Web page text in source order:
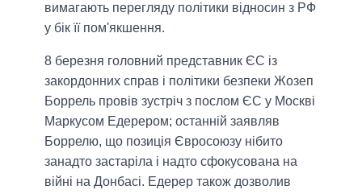
вимагають перегляду політики відносин з РФ
у бік її пом'якшення.
8 березня головний представник ЄС із
закордонних справ і політики безпеки Жозеп
Боррель провів зустріч з послом ЄС у Москві
Маркусом Едерером; останній заявляв
Боррелю, що позиція Євросоюзу нібито
занадто застаріла і надто сфокусована на
війні на Донбасі. Едерер також дозволив